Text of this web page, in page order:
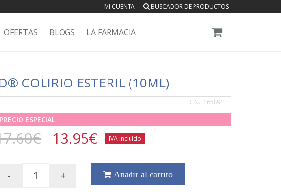
MI CUENTA BUSCADOR DE PRODUCTOS
OFERTAS BLOGS LA FARMACIA
COLIRIO ESTERIL (10ML)
C.N.: 165891
PRECIO ESPECIAL
13.95€ IVA incluído
- + Añadir al carrito